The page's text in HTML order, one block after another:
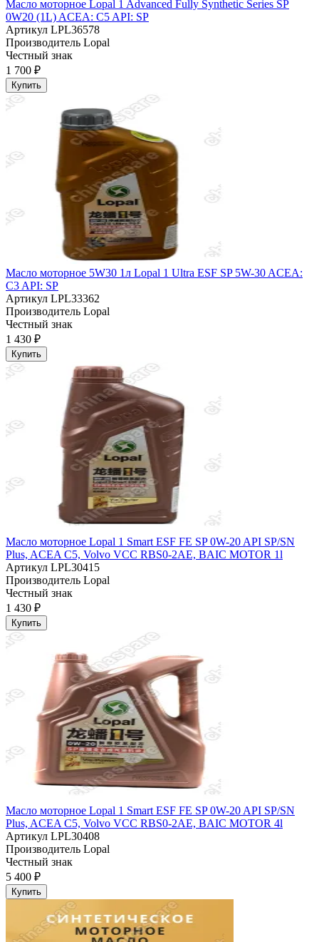
Масло моторное Lopal 1 Advanced Fully Synthetic Series SP
0W20 (1L) ACEA: C5 API: SP
Артикул LPL36578
Производитель Lopal
Честный знак
1 700 ₽
Купить
Масло моторное 5W30 1л Lopal 1 Ultra ESF SP 5W-30 ACEA:
C3 API: SP
Артикул LPL33362
Производитель Lopal
Честный знак
1 430 ₽
Купить
Масло моторное Lopal 1 Smart ESF FE SP 0W-20 API SP/SN
Plus, ACEA C5, Volvo VCC RBS0-2AE, BAIC MOTOR 1l
Артикул LPL30415
Производитель Lopal
Честный знак
1 430 ₽
Купить
Масло моторное Lopal 1 Smart ESF FE SP 0W-20 API SP/SN
Plus, ACEA C5, Volvo VCC RBS0-2AE, BAIC MOTOR 4l
Артикул LPL30408
Производитель Lopal
Честный знак
5 400 ₽
Купить